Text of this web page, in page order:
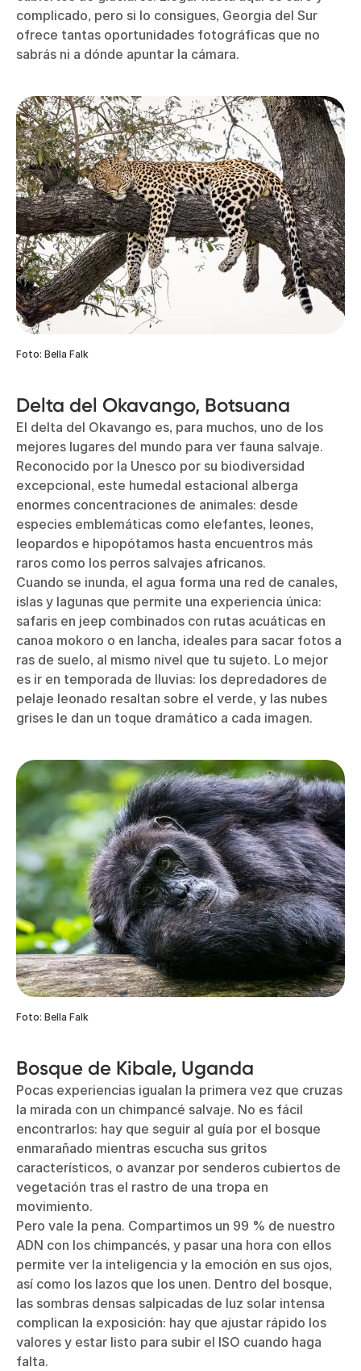
complicado, pero si lo consigues, Georgia del Sur
ofrece tantas oportunidades fotográficas que no
sabrás ni a dónde apuntar la cámara.
Foto: Bella Falk
Delta del Okavango, Botsuana
El delta del Okavango es, para muchos, uno de los
mejores lugares del mundo para ver fauna salvaje.
Reconocido por la Unesco por su biodiversidad
excepcional, este humedal estacional alberga
enormes concentraciones de animales: desde
especies emblemáticas como elefantes, leones,
leopardos e hipopótamos hasta encuentros más
raros como los perros salvajes africanos.
Cuando se inunda, el agua forma una red de canales,
islas y lagunas que permite una experiencia única:
safaris en jeep combinados con rutas acuáticas en
canoa mokoro o en lancha, ideales para sacar fotos a
ras de suelo, al mismo nivel que tu sujeto. Lo mejor
es ir en temporada de lluvias: los depredadores de
pelaje leonado resaltan sobre el verde, y las nubes
grises le dan un toque dramático a cada imagen.
Foto: Bella Falk
Bosque de Kibale, Uganda
Pocas experiencias igualan la primera vez que cruzas
la mirada con un chimpancé salvaje. No es fácil
encontrarlos: hay que seguir al guía por el bosque
enmarañado mientras escucha sus gritos
característicos, o avanzar por senderos cubiertos de
vegetación tras el rastro de una tropa en
movimiento.
Pero vale la pena. Compartimos un 99 % de nuestro
ADN con los chimpancés, y pasar una hora con ellos
permite ver la inteligencia y la emoción en sus ojos,
así como los lazos que los unen. Dentro del bosque,
las sombras densas salpicadas de luz solar intensa
complican la exposición: hay que ajustar rápido los
valores y estar listo para subir el ISO cuando haga
falta.